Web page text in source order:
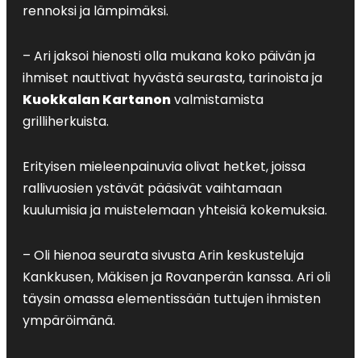
rennoksi ja lämpimäksi.
– Ari jaksoi hienosti olla mukana koko päivän ja
ihmiset nauttivat hyvästä seurasta, tarinoista ja
Kuokkalan Kartanonvalmistamista
grilliherkuista.
Erityisen mieleenpainuvia olivat hetket, joissa
rallivuosien ystävät pääsivät vaihtamaan
kuulumisia ja muistelemaan yhteisiä kokemuksia.
– Oli hienoa seurata sivusta Arin keskusteluja
Kankkusen, Mäkisen ja Rovanperän kanssa. Ari oli
täysin omassa elementissään tuttujen ihmisten
ympäröimänä.